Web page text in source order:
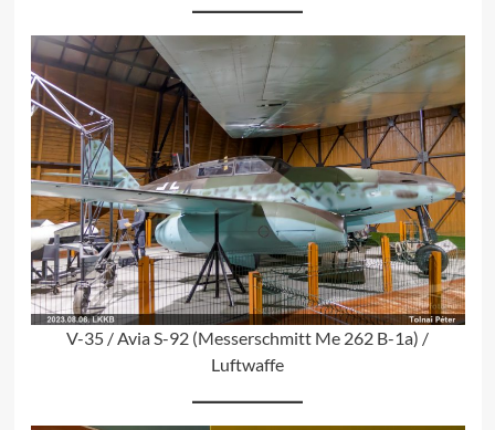
V-35 / Avia S-92 (Messerschmitt Me 262 B-1a) /
Luftwaffe